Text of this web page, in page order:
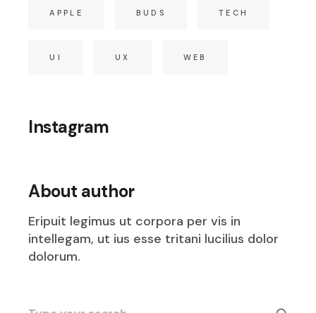
APPLE BUDS TECH
UI UX WEB
Instagram
About author
Eripuit legimus ut corpora per vis in
intellegam, ut ius esse tritani lucilius dolor
dolorum.